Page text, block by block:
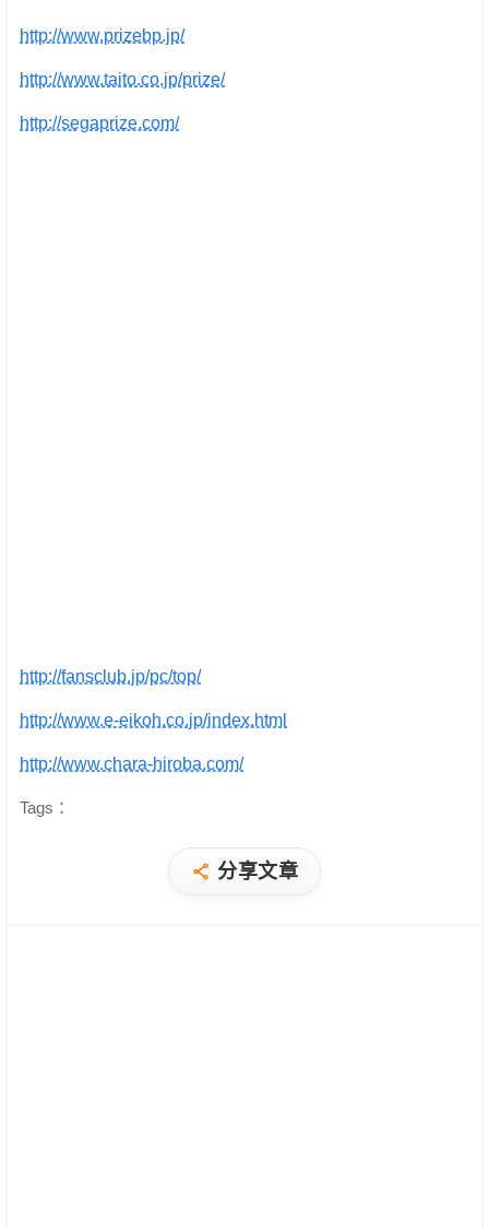
http://www.prizebp.jp/
http://www.taito.co.jp/prize/
http://segaprize.com/
http://fansclub.jp/pc/top/
http://www.e-eikoh.co.jp/index.html
http://www.chara-hiroba.com/
Tags：
分享文章